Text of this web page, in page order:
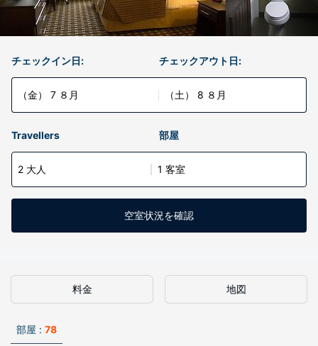
チェックイン日:
（金） 7 ８月
チェックアウト日:
（土） 8 ８月
Travellers 部屋
2 大人 1 客室
空室状況を確認
料金 地図
部屋 : 78